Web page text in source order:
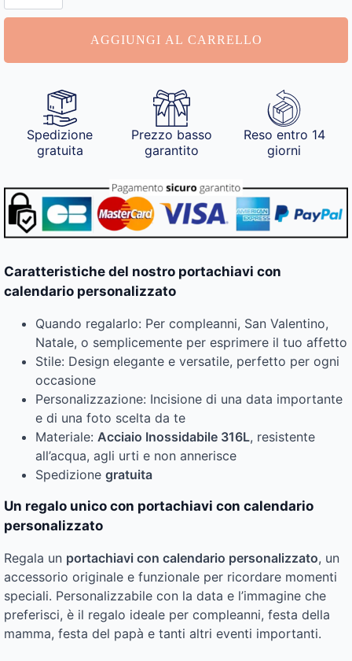
Personalizzato
AGGIUNGI AL CARRELLO
Spedizione
gratuita
Prezzo basso
garantito
Reso entro 14
giorni
Caratteristiche del nostro portachiavi con
calendario personalizzato
Quando regalarlo: Per compleanni, San Valentino,
Natale, o semplicemente per esprimere il tuo affetto
Stile: Design elegante e versatile, perfetto per ogni
occasione
Personalizzazione: Incisione di una data importante
e di una foto scelta da te
Materiale: Acciaio Inossidabile 316L, resistente
all’acqua, agli urti e non annerisce
Spedizione gratuita
Un regalo unico con portachiavi con calendario
personalizzato
Regala un portachiavi con calendario personalizzato, un
accessorio originale e funzionale per ricordare momenti
speciali. Personalizzabile con la data e l’immagine che
preferisci, è il regalo ideale per compleanni, festa della
mamma, festa del papà e tanti altri eventi importanti.